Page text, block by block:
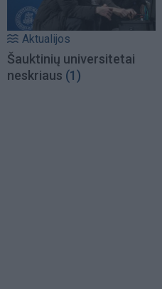
Aktualijos
Šauktinių universitetai
neskriaus (1)